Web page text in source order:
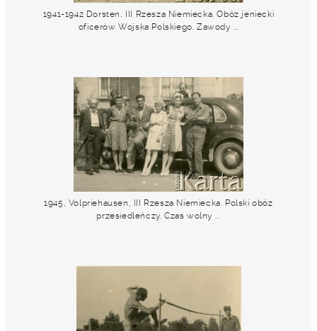
1941-1942 Dorsten, III Rzesza Niemiecka. Obóz jeniecki
oficerów Wojska Polskiego. Zawody ...
1945, Volpriehausen, III Rzesza Niemiecka. Polski obóz
przesiedleńczy. Czas wolny ...